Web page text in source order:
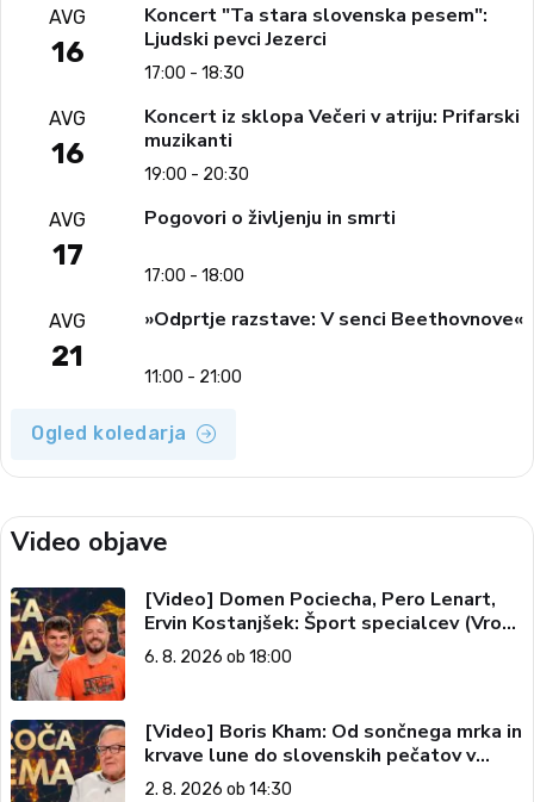
AVG
16
Koncert "Ta stara slovenska pesem":
Ljudski pevci Jezerci
17:00 - 18:30
AVG
16
Koncert iz sklopa Večeri v atriju: Prifarski
muzikanti
19:00 - 20:30
AVG
17
Pogovori o življenju in smrti
17:00 - 18:00
AVG
21
»Odprtje razstave: V senci Beethovnove«
11:00 - 21:00
Ogled koledarja
Video objave
[Video] Domen Pociecha, Pero Lenart,
Ervin Kostanjšek: Šport specialcev (Vroča
tema, 6. 8. 2026)
6. 8. 2026 ob 18:00
[Video] Boris Kham: Od sončnega mrka in
krvave lune do slovenskih pečatov v
vesolju (Vroča tema, 2. 8. 2026)
2. 8. 2026 ob 14:30